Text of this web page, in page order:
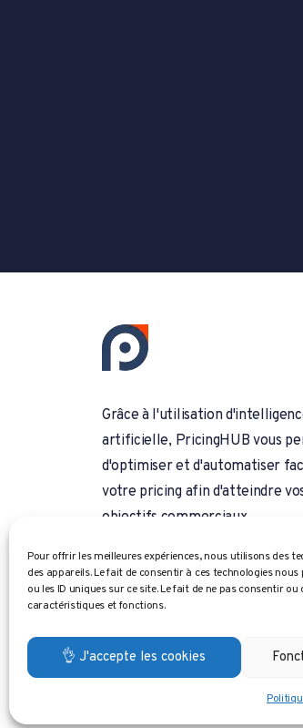
Pour offrir les meilleures expériences, nous utilisons des
des appareils. Le fait de consentir à ces technologies
ou les ID uniques sur ce site. Le fait de ne pas consentir
caractéristiques et fonctions.
👌 J'accepte les cookies
Grâce à l'utilisation
artificielle, PricingHUB vous
d'optimiser et d'automatiser
votre pricing afin d'atteindre
objectifs commerciaux.
English
Français
© 2024 PricingHUB. Tous droits